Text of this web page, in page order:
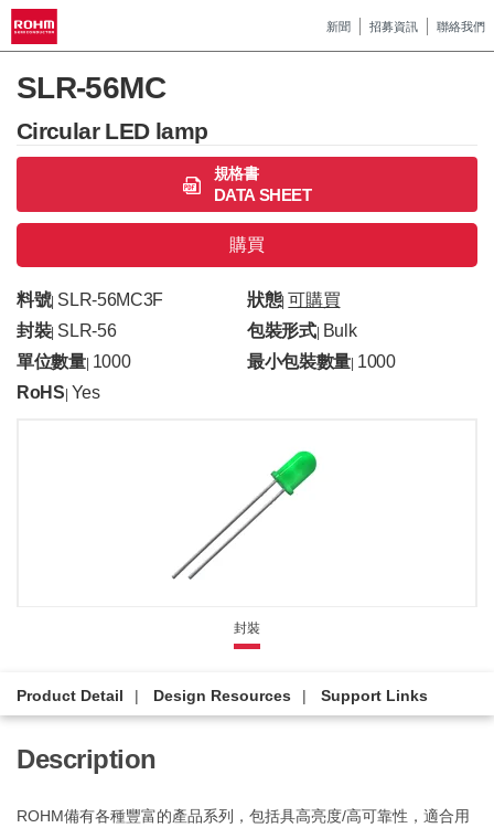
新聞 招募資訊 聯絡我們
SLR-56MC
Circular LED lamp
規格書
DATA SHEET
購買
料號| SLR-56MC3F 狀態| 可購買
封裝| SLR-56 包裝形式| Bulk
單位數量| 1000 最小包裝數量 1000
RoHS Yes
封裝
Product Detail Design Resources Support Links
Description
ROHM備有各種豐富的產品系列，包括具高亮度/高可靠性，適合用